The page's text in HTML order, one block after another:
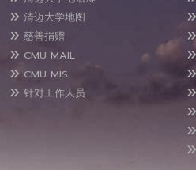
清迈大学地图
慈善捐赠
CMU MAIL
CMU MIS
针对工作人员